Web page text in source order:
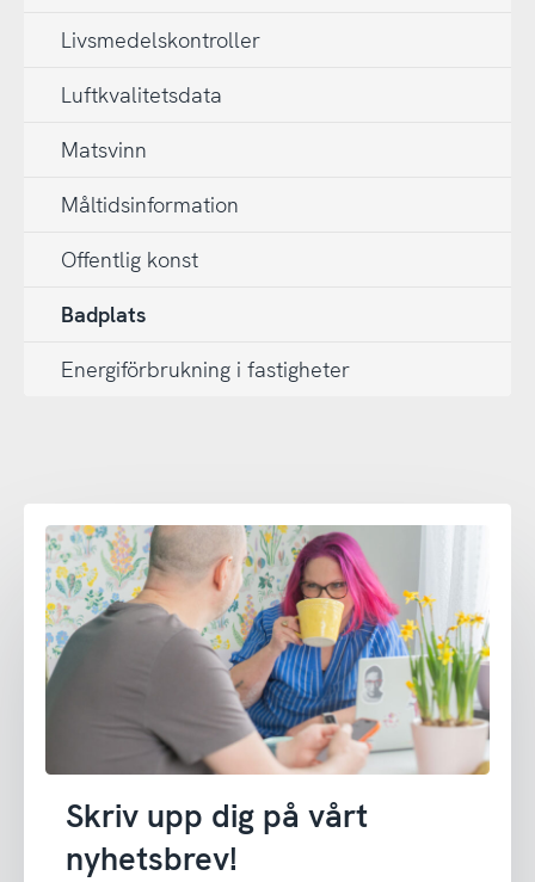
Livsmedelskontroller
Luftkvalitetsdata
Matsvinn
Måltidsinformation
Offentlig konst
Badplats
Energiförbrukning i fastigheter
Skriv upp dig på vårt
nyhetsbrev!